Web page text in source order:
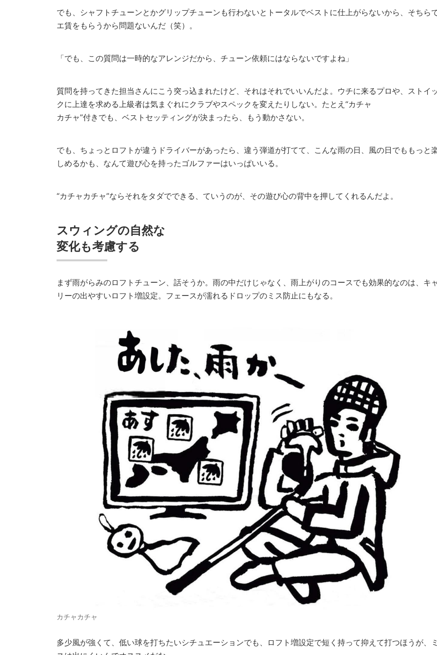
でも、シャフトチューンとかグリップチューンも行わないとトータルでベストに仕上がらないから、そちら
エ賃をもらうから問題ないんだ（笑）。
「でも、この質問は一時的なアレンジだから、チューン依頼にはならないですよね」
質問を持ってきた担当さんにこう突っ込まれたけど、それはそれでいいんだよ。ウチに来るプロや、ストイ
クに上達を求める上級者は気まぐれにクラブやスペックを変えたりしない。たとえ“カチャ
カチャ”付きでも、ベストセッティングが決まったら、もう動かさない。
でも、ちょっとロフトが違うドライバーがあったら、違う弾道が打てて、こんな雨の日、風の日でももっと
しめるかも、なんて遊び心を持ったゴルファーはいっぱいいる。
“カチャカチャ”ならそれをタダでできる、ていうのが、その遊び心の背中を押してくれるんだよ。
スウィングの自然な
変化も考慮する
まず雨がらみのロフトチューン、話そうか。雨の中だけじゃなく、雨上がりのコースでも効果的なのは、キ
リーの出やすいロフト増設定。フェースが濡れるドロップのミス防止にもなる。
カチャカチャ
多少風が強くて、低い球を打ちたいシチュエーションでも、ロフト増設定で短く持って抑えて打つほうが、